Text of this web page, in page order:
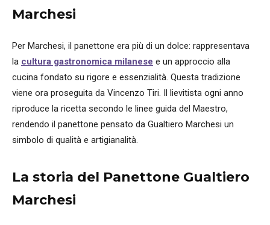
Marchesi
Per Marchesi, il panettone era più di un dolce: rappresentava
la cultura gastronomica milanese e un approccio alla
cucina fondato su rigore e essenzialità. Questa tradizione
viene ora proseguita da Vincenzo Tiri. Il lievitista ogni anno
riproduce la ricetta secondo le linee guida del Maestro,
rendendo il panettone pensato da Gualtiero Marchesi un
simbolo di qualità e artigianalità.
La storia del Panettone Gualtiero
Marchesi